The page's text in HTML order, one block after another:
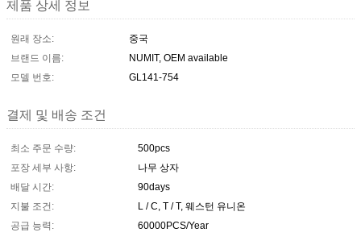
제품 상세 정보
원래 장소:
중국
브랜드 이름:
NUMIT, OEM available
모델 번호:
GL141-754
결제 및 배송 조건
최소 주문 수량:
500pcs
포장 세부 사항:
나무 상자
배달 시간:
90days
지불 조건:
L / C, T / T, 웨스턴 유니온
공급 능력:
60000PCS/Year